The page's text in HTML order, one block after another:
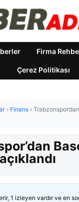
Firma
Çerez Politikası
› Finans ›
1 izleyen vardır ve en